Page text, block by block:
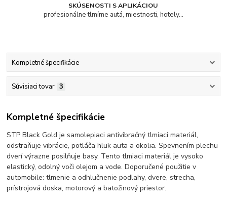
SKÚSENOSTI S APLIKÁCIOU
profesionálne tlmíme autá, miestnosti, hotely...
Kompletné špecifikácie
Súvisiaci tovar 3
Kompletné špecifikácie
STP Black Gold je samolepiaci antivibračný tlmiaci materiál,
odstraňuje vibrácie, potláča hluk auta a okolia. Spevnením plechu
dverí výrazne posilňuje basy. Tento tlmiaci materiál je vysoko
elastický, odolný voči olejom a vode. Doporučené použitie v
automobile: tlmenie a odhlučnenie podlahy, dvere, strecha,
prístrojová doska, motorový a batožinový priestor.